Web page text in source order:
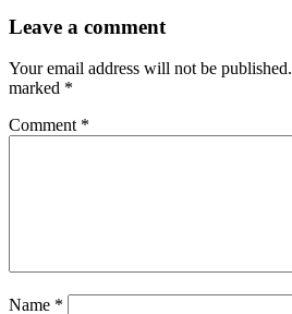
Leave a comment
Your email address will not be published.
marked *
Comment *
Name *